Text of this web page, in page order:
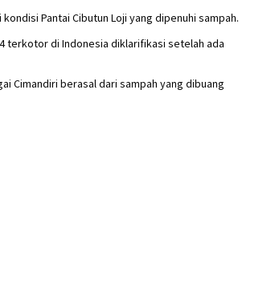
Pantai Cibutun Loji yang dipenuhi sampah.
terkotor di Indonesia diklarifikasi setelah ada
Cimandiri berasal dari sampah yang dibuang